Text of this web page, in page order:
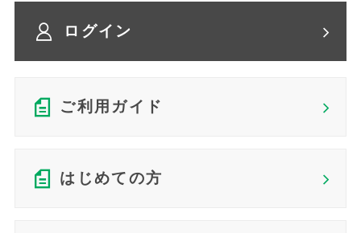
ログイン
ご利用ガイド
はじめての方